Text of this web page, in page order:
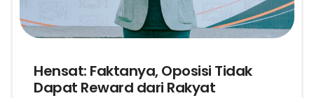
Hensat: Faktanya, Oposisi Tidak
Dapat Reward dari Rakyat